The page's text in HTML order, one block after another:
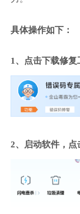
具体操作如下：
1、点击下载修复
2、启动软件，点